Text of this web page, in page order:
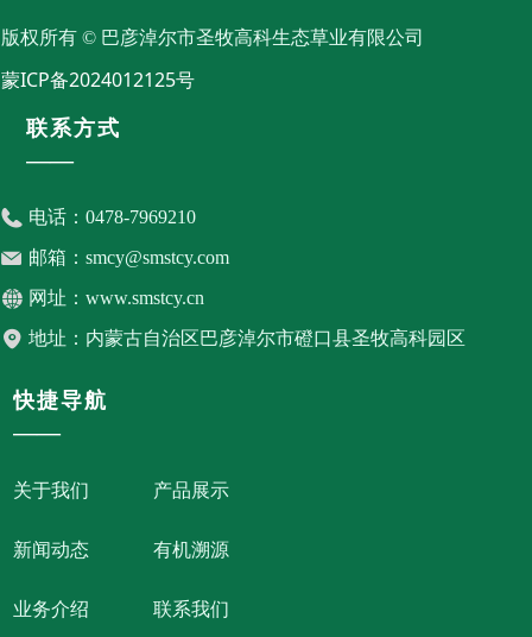
版权所有 © 巴彦淖尔市圣牧高科生态草业有限公司
蒙ICP备2024012125号
联系方式
——
电话： 0478-7969210
邮箱： smcy@smstcy.com
网址： www.smstcy.cn
地址： 内蒙古自治区巴彦淖尔市磴口县圣牧高科园区
快捷导航
——
关于我们
新闻动态
业务介绍
产品展示
有机溯源
联系我们